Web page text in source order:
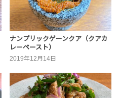
ナンプリックゲーンクア（クアカ
レーペースト）
2019年12月14日